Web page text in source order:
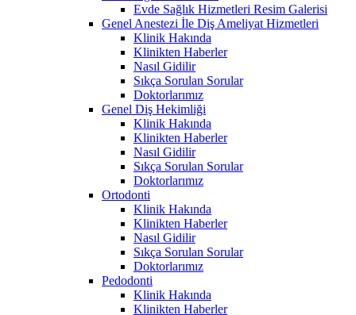
Evde Sağlık Hizmetleri Resim Galerisi
Genel Anestezi İle Diş Ameliyat Hizmetleri
Klinik Hakında
Klinikten Haberler
Nasıl Gidilir
Sıkça Sorulan Sorular
Doktorlarımız
Genel Diş Hekimliği
Klinik Hakında
Klinikten Haberler
Nasıl Gidilir
Sıkça Sorulan Sorular
Doktorlarımız
Ortodonti
Klinik Hakında
Klinikten Haberler
Nasıl Gidilir
Sıkça Sorulan Sorular
Doktorlarımız
Pedodonti
Klinik Hakında
Klinikten Haberler